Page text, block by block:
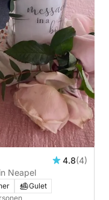
4.8(4)
Neapel
Gulet